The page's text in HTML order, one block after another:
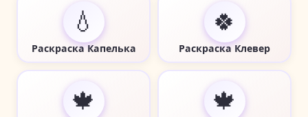
💧
Раскраска Капелька
🍀
Раскраска Клевер
🍁 🍁